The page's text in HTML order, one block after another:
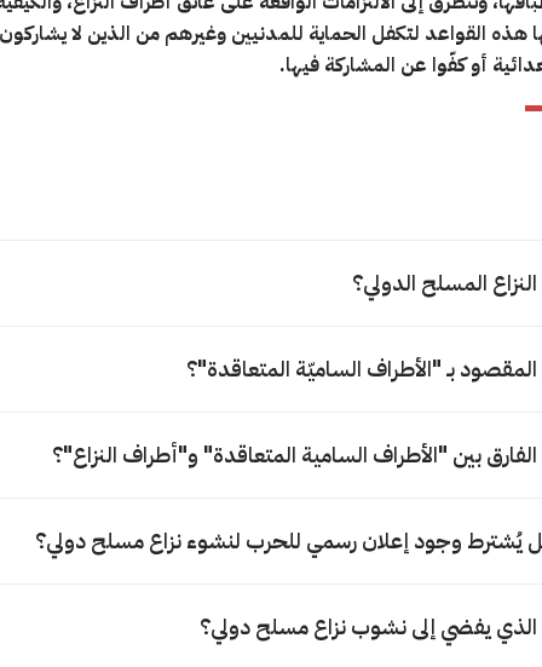
القواعد لتكفل الحماية للمدنيين وغيرهم من الذين لا
أو كفّوا عن المشاركة فيها.
النزاع المسلح الدولي؟
المقصود بـ "الأطراف الساميّة المتعاقدة"؟
الفارق بين "الأطراف السامية المتعاقدة" و"أطراف النزاع"؟
يُشترط وجود إعلان رسمي للحرب لنشوء نزاع مسلح دولي؟
الذي يفضي إلى نشوب نزاع مسلح دولي؟